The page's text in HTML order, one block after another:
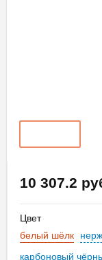
10 307.2
Цвет
белый шёлк
карбоновый